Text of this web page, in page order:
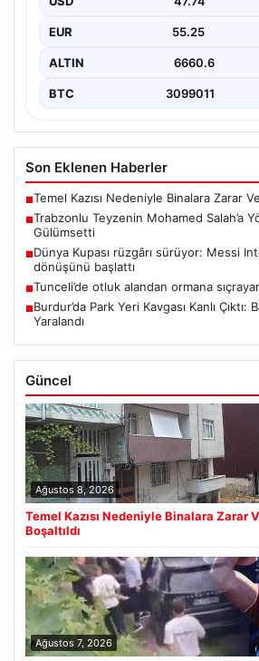
EUR 55.25
ALTIN 6660.6
BTC 3099011
Son Eklenen Haberler
■Temel Kazısı Nedeniyle Binalara Zarar
■Trabzonlu Teyzenin Mohamed Salah’a
Gülümsetti
■Dünya Kupası rüzgârı sürüyor: Messi
dönüşünü başlattı
■Tunceli’de otluk alandan ormana
■Burdur’da Park Yeri Kavgası Kanlı Çıktı:
Yaralandı
Güncel
Ağustos 8, 2026
Temel Kazısı Nedeniyle Binalara Zarar
Boşaltıldı
Ağustos 7, 2026